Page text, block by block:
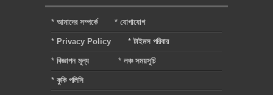
* আমাদের সম্পর্কে * যোগাযোগ
* Privacy Policy *টাইমস পরিবার
* বিজ্ঞাপন মূল্য * লঞ্চ সময়সূচি
* কুকি পলিসি